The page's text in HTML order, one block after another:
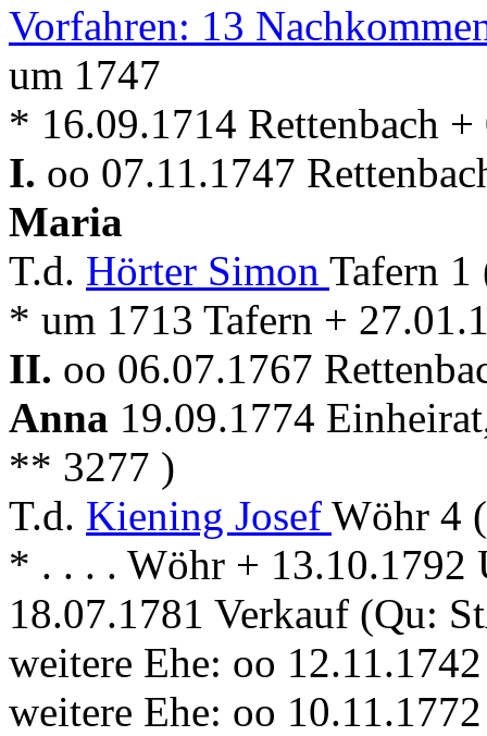
Vorfahren: 13
um 1747
* 16.09.1714 Rettenbach
I. oo 07.11.1747
Maria
T.d. Hörter Simon Tafern
* um 1713 Tafern +
II. oo 06.07.1767
Anna 19.09.1774
** 3277 )
T.d. Kiening Josef Wöhr 4
* . . . . Wöhr + 13.10.1792
18.07.1781 Verkauf (Qu:
weitere Ehe: oo
weitere Ehe: oo